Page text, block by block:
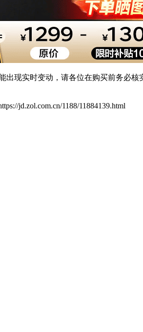
现实时变动，请各位在购买前务必
jd.zol.com.cn/1188/11884139.html